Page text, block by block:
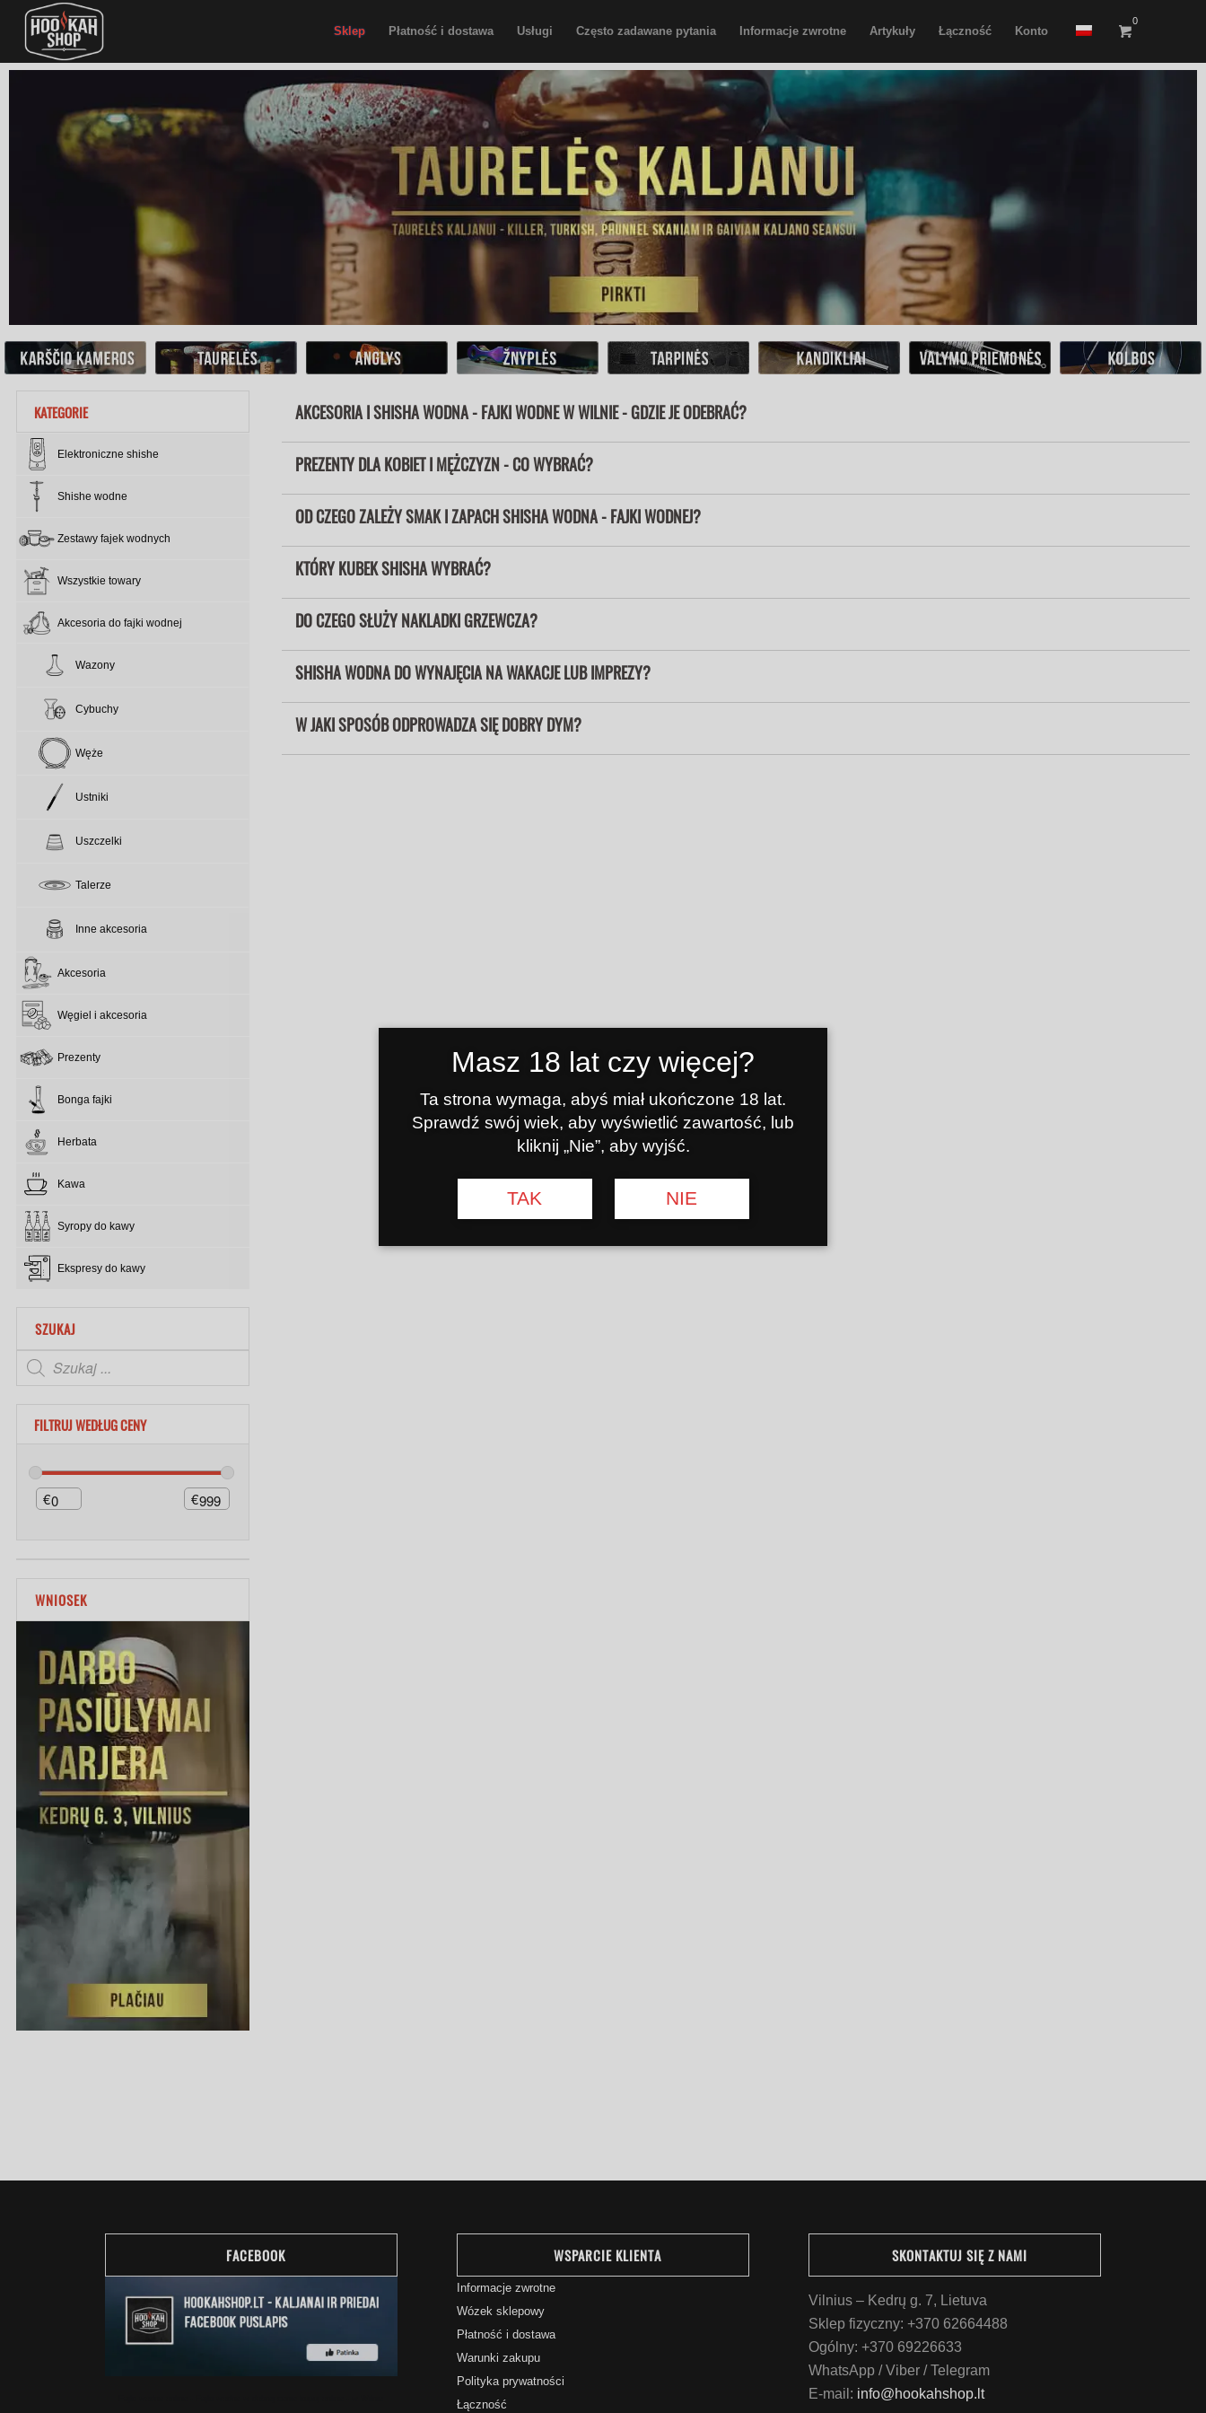
Sklep Płatność i dostawa Usługi Często zadawane pytania Informacje zwrotne Artykuły Łączność Konto
0
KATEGORIE
Elektroniczne shishe
Shishe wodne
Zestawy fajek wodnych
Wszystkie towary
Akcesoria do fajki wodnej
Wazony
Cybuchy
Węże
Ustniki
Uszczelki
Talerze
Inne akcesoria
Akcesoria
Węgiel i akcesoria
Prezenty
Bonga fajki
Herbata
Kawa
Syropy do kawy
Ekspresy do kawy
SZUKAJ
FILTRUJ WEDŁUG CENY
€ €
WNIOSEK
AKCESORIA I SHISHA WODNA - FAJKI WODNE W WILNIE - GDZIE JE ODEBRAĆ?
PREZENTY DLA KOBIET I MĘŻCZYZN - CO WYBRAĆ?
OD CZEGO ZALEŻY SMAK I ZAPACH SHISHA WODNA - FAJKI WODNEJ?
KTÓRY KUBEK SHISHA WYBRAĆ?
DO CZEGO SŁUŻY NAKLADKI GRZEWCZA?
SHISHA WODNA DO WYNAJĘCIA NA WAKACJE LUB IMPREZY?
W JAKI SPOSÓB ODPROWADZA SIĘ DOBRY DYM?
FACEBOOK WSPARCIE KLIENTA
Informacje zwrotne
Wózek sklepowy
Płatność i dostawa
Warunki zakupu
Polityka prywatności
Łączność
SKONTAKTUJ SIĘ Z NAMI
Vilnius – Kedrų g. 7, Lietuva
Sklep fizyczny:+370 62664488
Ogólny:+370 69226633
WhatsApp / Viber / Telegram
E-mail: info@hookahshop.lt
Masz 18 lat czy więcej?
Ta strona wymaga, abyś miał ukończone 18 lat.
Sprawdź swój wiek, aby wyświetlić zawartość, lub
kliknij „Nie”, aby wyjść.
TAK NIE